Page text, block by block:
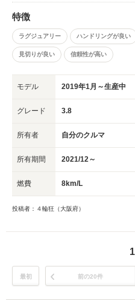
特徴
ラグジュアリー ハンドリングが良い
見切りが良い 信頼性が高い
モデル 2019年1月～生産中
グレード 3.8
所有者 自分のクルマ
所有期間 2021/12～
燃費 8km/L
投稿者：４輪狂（大阪府）
1
最初 前の20件